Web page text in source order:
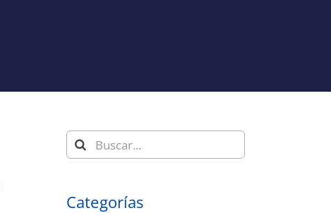
Buscar:
Categorías